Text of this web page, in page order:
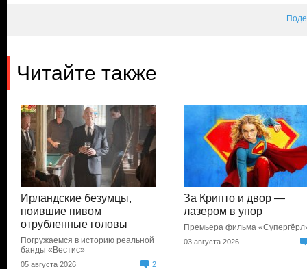
Читайте также
Ирландские безумцы,
поившие пивом
отрубленные головы
Погружаемся в историю реальной
банды «Вестис»
05 августа 2026 2
За Крипто и двор —
лазером в упор
Премьера фильма
03 августа 2026